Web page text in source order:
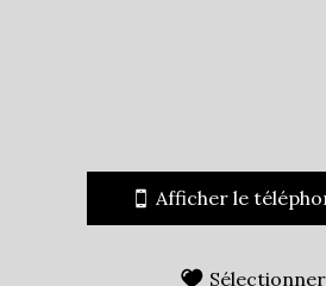
Taxe foncière
Habitants de moins de 25 ans
Afficher le
Sélectionner